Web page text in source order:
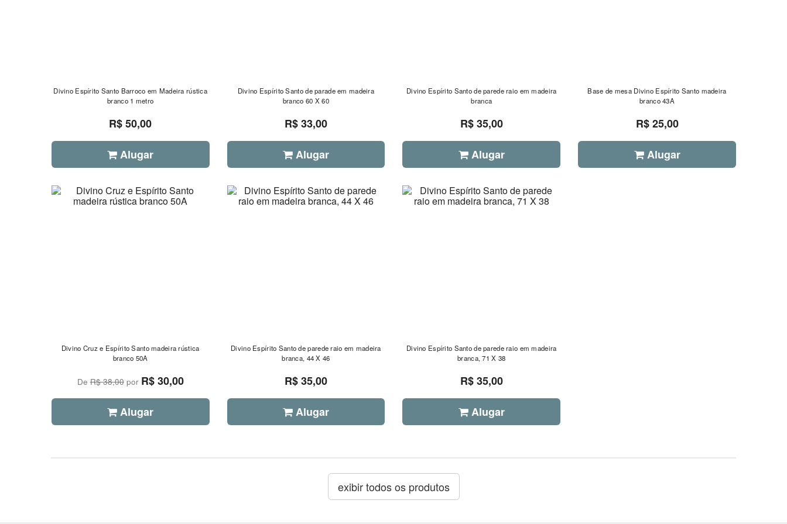
Divino Espírito Santo Barroco em Madeira rústica
branco 1 metro
R$ 50,00
Alugar
Divino Espírito Santo de parade em madeira
branco 60 X 60
R$ 33,00
Alugar
Divino Espírito Santo de parede raio em madeira
branca
R$ 35,00
Alugar
Base de mesa Divino Espírito Santo madeira
branco 43A
R$ 25,00
Alugar
Divino Cruz e Espírito Santo madeira rústica
branco 50A
DeR$ 38,00por R$ 30,00
Alugar
Divino Espírito Santo de parede raio em madeira
branca, 44 X 46
R$ 35,00
Alugar
Divino Espírito Santo de parede raio em madeira
branca, 71 X 38
R$ 35,00
Alugar
exibir todos os produtos